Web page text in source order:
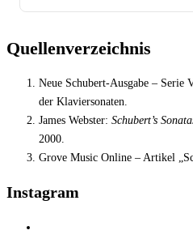
Quellenverzeichnis
Neue Schubert-Ausgabe –
der Klaviersonaten.
James Webster: Schubert’s
2000.
Grove Music Online – Artikel
Instagram